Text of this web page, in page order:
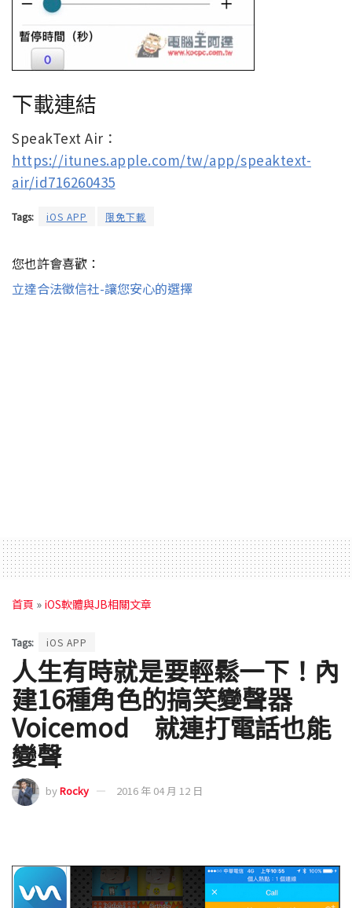
下載連結
SpeakText Air：
https://itunes.apple.com/tw/app/speaktext-
air/id716260435
Tags: iOS APP 限免下載
您也許會喜歡：
立達合法徵信社-讓您安心的選擇
首頁 » iOS軟體與JB相關文章
Tags: iOS APP
人生有時就是要輕鬆一下！內
建16種角色的搞笑變聲器
Voicemod 就連打電話也能
變聲
byRocky 2016 年 04 月 12 日